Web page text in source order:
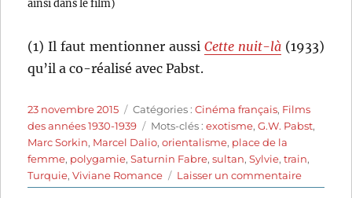
ainsi dans le film)
(1) Il faut mentionner aussi Cette nuit-là(1933)
qu’il a co-réalisé avec Pabst.
Publié
le
23 novembre 2015 Catégories
Catégories :Cinéma français, Films
des années 1930-1939
Étiquettes
Mots-clés :exotisme,G.W. Pabst,
Marc Sorkin, Marcel Dalio,orientalisme, place de la
femme, polygamie,Saturnin Fabre,sultan,Sylvie,train,
Turquie,Viviane Romance Laisser un commentairesur
L’Esclave